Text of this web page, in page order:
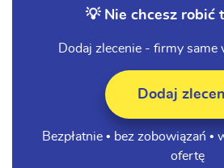
💡 Nie chcesz robić
Dodaj zlecenie - firmy same
Dodaj
Bezpłatnie • bez zobowiązań •
ofertę